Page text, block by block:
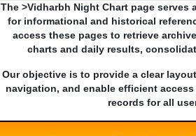
The >Vidharbh Night Chart page serves
for informational and historical
access these pages to retrieve
charts and daily results,
Our objective is to provide a clear
navigation, and enable efficient
records for all